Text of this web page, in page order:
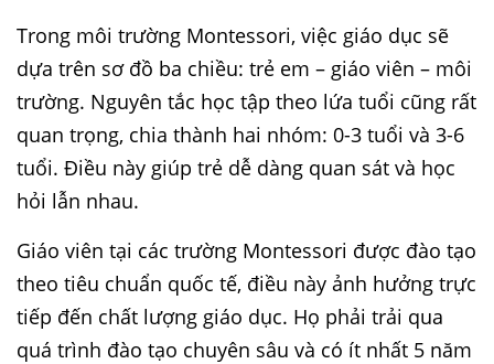
Trong môi trường Montessori, việc giáo dục sẽ
dựa trên sơ đồ ba chiều: trẻ em – giáo viên – môi
trường. Nguyên tắc học tập theo lứa tuổi cũng rất
quan trọng, chia thành hai nhóm: 0-3 tuổi và 3-6
tuổi. Điều này giúp trẻ dễ dàng quan sát và học
hỏi lẫn nhau.
Giáo viên tại các trường Montessori được đào tạo
theo tiêu chuẩn quốc tế, điều này ảnh hưởng trực
tiếp đến chất lượng giáo dục. Họ phải trải qua
quá trình đào tạo chuyên sâu và có ít nhất 5 năm